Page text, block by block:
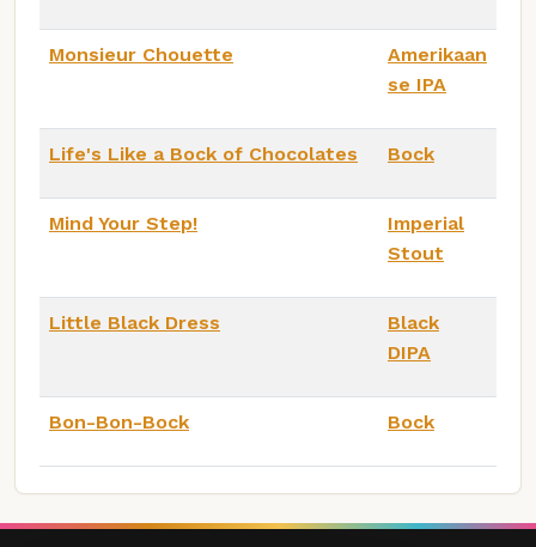
Monsieur Chouette
Amerikaan
se IPA
Life's Like a Bock of Chocolates Bock
Mind Your Step!
Imperial
Stout
Little Black Dress
Black
DIPA
Bon-Bon-Bock Bock